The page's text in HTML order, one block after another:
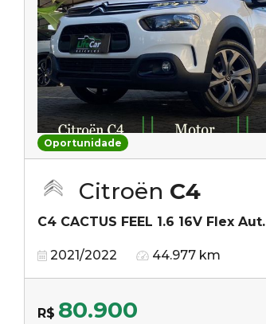
Oportunidade
Citroën C4
C4 CACTUS FEEL 1.6 16V Flex Aut.
2021/2022 44.977 km
R$ 80.900